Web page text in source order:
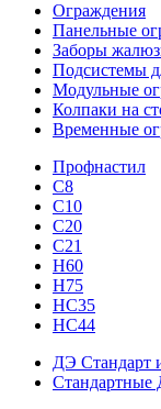
Ограждения
Панельные
Заборы
Подсистемы
Модульные
Колпаки на
Временные
Профнастил
С8
С10
С20
С21
H60
H75
HС35
НС44
ДЭ Стандарт
Стандартные